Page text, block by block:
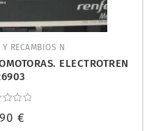
RECAMBIOS N
ELECTROTREN
€